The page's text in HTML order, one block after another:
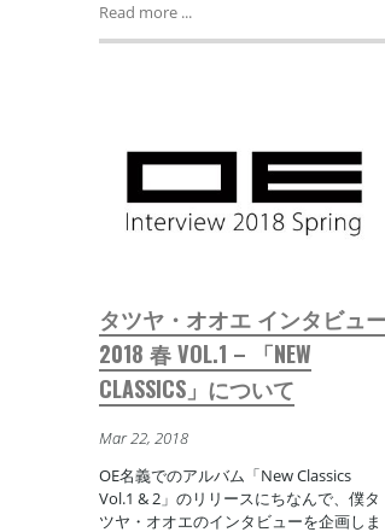
Read more ...
タツヤ・オオエ インタビュー
2018 春 VOL.1 – 「NEW
CLASSICS」について
Mar 22, 2018
OE名義でのアルバム「New Classics
Vol.1 & 2」のリリースにちなんで、僕タ
ツヤ・オオエのインタビューを企画しま